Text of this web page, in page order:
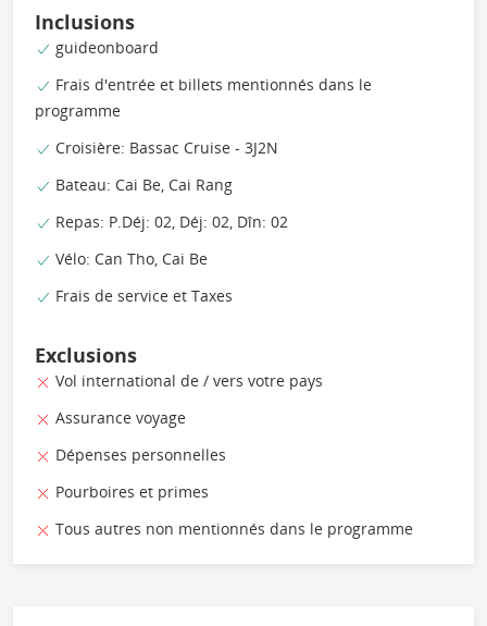
Inclusions
guideonboard
Frais d'entrée et billets mentionnés dans le
programme
Croisière: Bassac Cruise - 3J2N
Bateau: Cai Be, Cai Rang
Repas: P.Déj: 02, Déj: 02, Dîn: 02
Vélo: Can Tho, Cai Be
Frais de service et Taxes
Exclusions
Vol international de / vers votre pays
Assurance voyage
Dépenses personnelles
Pourboires et primes
Tous autres non mentionnés dans le programme